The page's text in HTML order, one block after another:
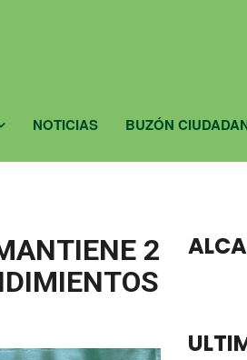
NOTICIAS BUZÓN
2